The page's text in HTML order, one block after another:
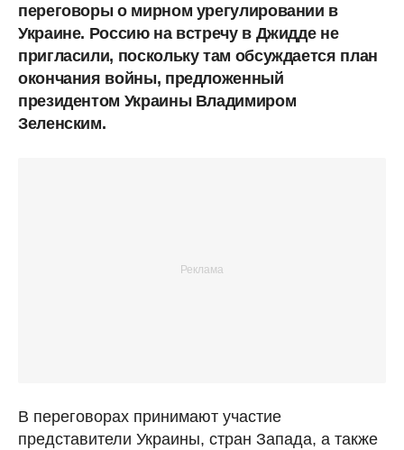
переговоры о мирном урегулировании в
Украине. Россию на встречу в Джидде не
пригласили, поскольку там обсуждается план
окончания войны, предложенный
президентом Украины Владимиром
Зеленским.
В переговорах принимают участие
представители Украины, стран Запада, а также